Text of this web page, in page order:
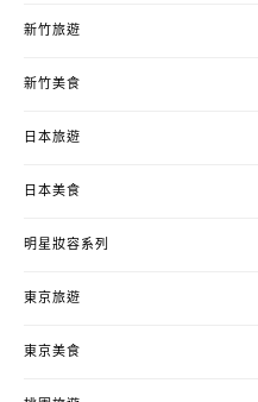
新竹旅遊
新竹美食
日本旅遊
日本美食
明星妝容系列
東京旅遊
東京美食